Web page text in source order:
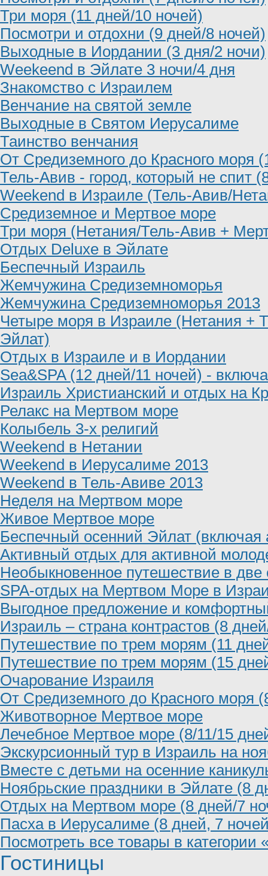
Три моря (11 дней/10 ночей)
Посмотри и отдохни (9 дней/8 ночей)
Выходные в Иордании (3 дня/2 ночи)
Weekeend в Эйлате 3 ночи/4 дня
Знакомство с Израилем
Венчание на святой земле
Выходные в Святом Иерусалиме
Таинство венчания
От Средиземного до Красного моря
Тель-Авив - город, который не спит
Weekend в Израиле (Тель-Авив/
Средиземное и Мертвое море
Три моря (Нетания/Тель-Авив +
Отдых Deluxe в Эйлате
Беспечный Израиль
Жемчужина Средиземноморья
Жемчужина Средиземноморья 2013
Четыре моря в Израиле (Нетания +
Эйлат)
Отдых в Израиле и в Иордании
Sea&SPA (12 дней/11 ночей) -
Израиль Христианский и отдых на
Релакс на Мертвом море
Колыбель 3-х религий
Weekend в Нетании
Weekend в Иерусалиме 2013
Weekend в Тель-Авиве 2013
Неделя на Мертвом море
Живое Мертвое море
Беспечный осенний Эйлат (включая
Активный отдых для активной
Необыкновенное путешествие в две
SPA-отдых на Мертвом Море в
Выгодное предложение и
Израиль – страна контрастов (8
Путешествие по трем морям (11
Путешествие по трем морям (15
Очарование Израиля
От Средиземного до Красного моря
Животворное Мертвое море
Лечебное Мертвое море (8/11/15
Экскурсионный тур в Израиль на
Вместе с детьми на осенние
Ноябрьские праздники в Эйлате (8
Отдых на Мертвом море (8 дней/7
Пасха в Иерусалиме (8 дней, 7
Посмотреть все товары в категории
Гостиницы